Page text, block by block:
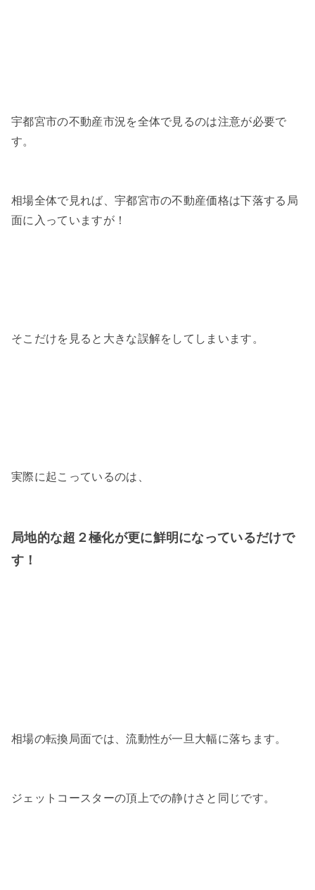
宇都宮市の不動産市況を全体で見るのは注意が必要で
す。
相場全体で見れば、宇都宮市の不動産価格は下落する局
面に入っていますが！
そこだけを見ると大きな誤解をしてしまいます。
実際に起こっているのは、
局地的な超２極化が更に鮮明になっているだけで
す！
相場の転換局面では、流動性が一旦大幅に落ちます。
ジェットコースターの頂上での静けさと同じです。